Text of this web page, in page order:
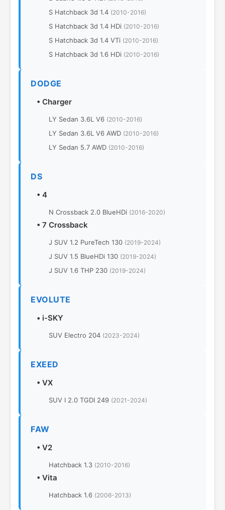
S Hatchback 3d 1.4 (2010-2016)
S Hatchback 3d 1.4 HDi (2010-2016)
S Hatchback 3d 1.4 VTi (2010-2016)
S Hatchback 3d 1.6 HDi (2010-2016)
DODGE
• Charger
LY Sedan 3.6L V6 (2010-2016)
LY Sedan 3.6L V6 AWD (2010-2016)
LY Sedan 5.7 AWD (2010-2016)
DS
• 4
N Crossback 2.0 BlueHDi (2016-2020)
• 7 Crossback
J SUV 1.2 PureTech 130 (2019-2024)
J SUV 1.5 BlueHDi 130 (2019-2024)
J SUV 1.6 THP 230 (2019-2024)
EVOLUTE
• i-SKY
SUV Electro 204 (2023-2024)
EXEED
• VX
SUV I 2.0 TGDI 249 (2021-2024)
FAW
• V2
Hatchback 1.3 (2010-2016)
• Vita
Hatchback 1.6 (2006-2013)